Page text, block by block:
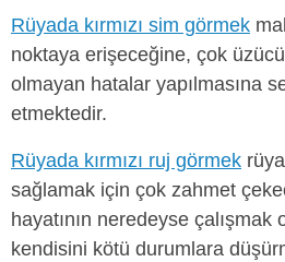
Rüyada kırmızı sim görmek
noktaya erişeceğine, çok
olmayan hatalar yapılmasına
etmektedir.
Rüyada kırmızı ruj görmek
sağlamak için çok zahmet
hayatının neredeyse çalışmak
kendisini kötü durumlara